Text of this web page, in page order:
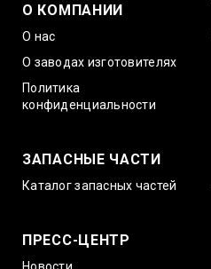
О КОМПАНИИ
О нас
О заводах изготовителях
Политика
конфиденциальности
ЗАПАСНЫЕ ЧАСТИ
Каталог запасных частей
ПРЕСС-ЦЕНТР